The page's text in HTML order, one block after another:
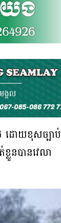
ដោយខុសច្បាប់
នបានវេលា